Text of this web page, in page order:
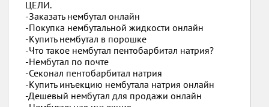
ЦЕЛИ.
-Заказать нембутал онлайн
-Покупка нембутальной жидкости онлайн
-Купить нембутал в порошке
-Что такое нембутал пентобарбитал натрия?
-Нембутал по почте
-Секонал пентобарбитал натрия
-Купить инъекцию нембутала натрия онлайн
-Дешевый нембутал для продажи онлайн